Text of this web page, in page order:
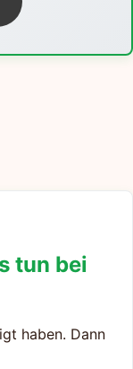
tun bei
haben. Dann